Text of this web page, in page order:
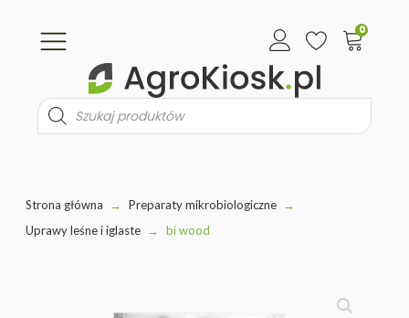
0
Wyszukiwarka
produktów
Strona główna → Preparaty mikrobiologiczne →
Uprawy leśne i iglaste → bi wood